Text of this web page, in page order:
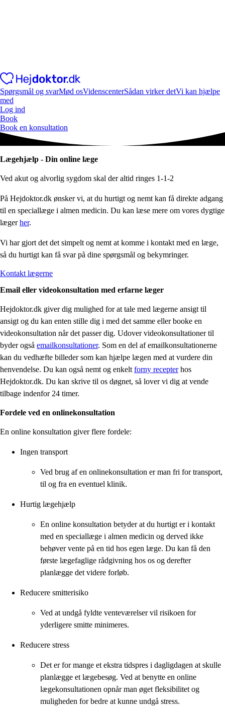
Spørgsmål og svarMød osVidenscenterSådan virker detVi kan hjælpe
med
Log ind
Book
Book en konsultation
Lægehjælp - Din online læge
Ved akut og alvorlig sygdom skal der altid ringes 1-1-2
På Hejdoktor.dk ønsker vi, at du hurtigt og nemt kan få direkte adgang
til en speciallæge i almen medicin. Du kan læse mere om vores dygtige
lægerher.
Vi har gjort det det simpelt og nemt at komme i kontakt med en læge,
så du hurtigt kan få svar på dine spørgsmål og bekymringer.
Kontakt lægerne
Email eller videokonsultation med erfarne læger
Hejdoktor.dk giver dig mulighed for at tale med lægerne ansigt til
ansigt og du kan enten stille dig i med det samme eller booke en
videokonsultation når det passer dig. Udover videokonsultationer til
byder også emailkonsultationer. Som en del af emailkonsultationerne
kan du vedhæfte billeder som kan hjælpe lægen med at vurdere din
henvendelse. Du kan også nemt og enkelt forny recepterhos
Hejdoktor.dk. Du kan skrive til os døgnet, så lover vi dig at vende
tilbage indenfor 24 timer.
Fordele ved en onlinekonsultation
En online konsultation giver flere fordele:
Ingen transport
Ved brug af en onlinekonsultation er man fri for transport,
til og fra en eventuel klinik.
Hurtig lægehjælp
En online konsultation betyder at du hurtigt er i kontakt
med en speciallæge i almen medicin og derved ikke
behøver vente på en tid hos egen læge. Du kan få den
første lægefaglige rådgivning hos os og derefter
planlægge det videre forløb.
Reducere smitterisiko
Ved at undgå fyldte venteværelser vil risikoen for
yderligere smitte minimeres.
Reducere stress
Det er for mange et ekstra tidspres i dagligdagen at skulle
planlægge et lægebesøg. Ved at benytte en online
lægekonsultationen opnår man øget fleksibilitet og
muligheden for bedre at kunne undgå stress.